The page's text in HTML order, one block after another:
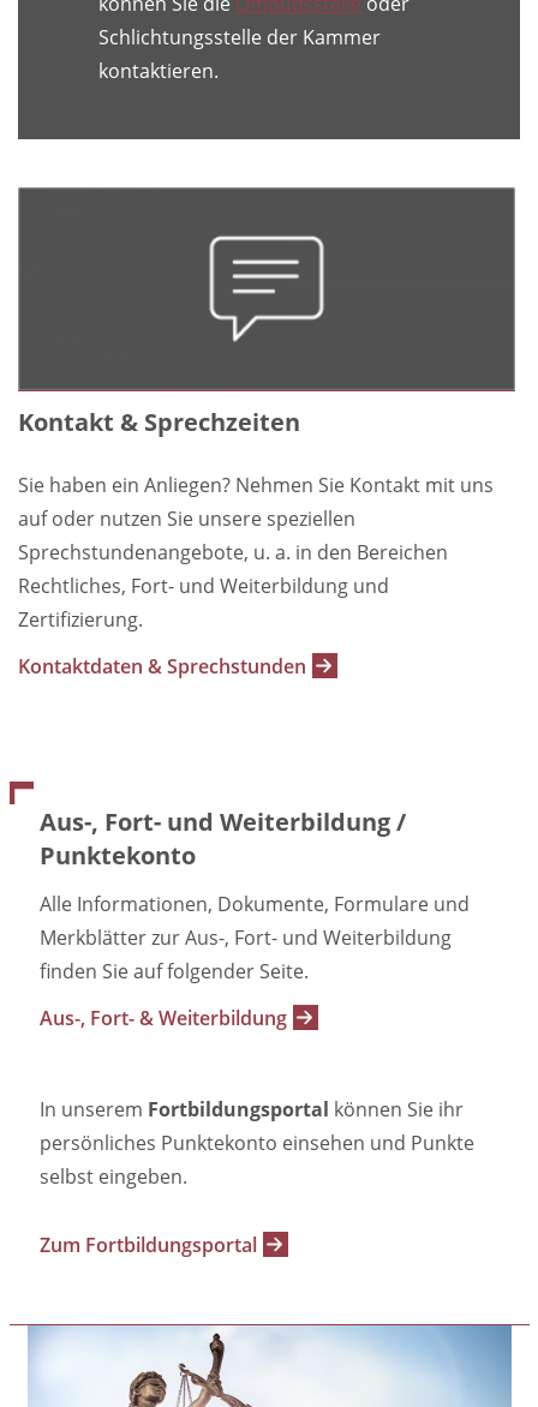
Schlichtungsstelle der Kammer
kontaktieren.
Kontakt & Sprechzeiten
Sie haben ein Anliegen? Nehmen Sie Kontakt mit uns
auf oder nutzen Sie unsere speziellen
Sprechstundenangebote, u. a. in den Bereichen
Rechtliches, Fort- und Weiterbildung und
Zertifizierung.
Kontaktdaten & Sprechstunden
Aus-, Fort- und Weiterbildung /
Punktekonto
Alle Informationen, Dokumente, Formulare und
Merkblätter zur Aus-, Fort- und Weiterbildung
finden Sie auf folgender Seite.
Aus-, Fort- & Weiterbildung
In unserem Fortbildungsportal können Sie ihr
persönliches Punktekonto einsehen und Punkte
selbst eingeben.
Zum Fortbildungsportal